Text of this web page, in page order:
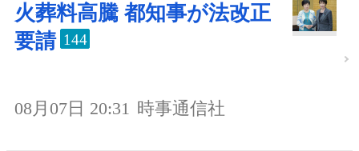
火葬料高騰 都知事が法改正
要請 144
08月07日 20:31 時事通信社